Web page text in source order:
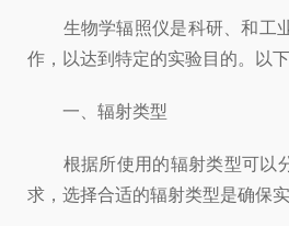
生物学辐照仪是科研、和工业
作，以达到特定的实验目的。以
一、辐射类型
根据所使用的辐射类型可以分
求，选择合适的辐射类型是确保